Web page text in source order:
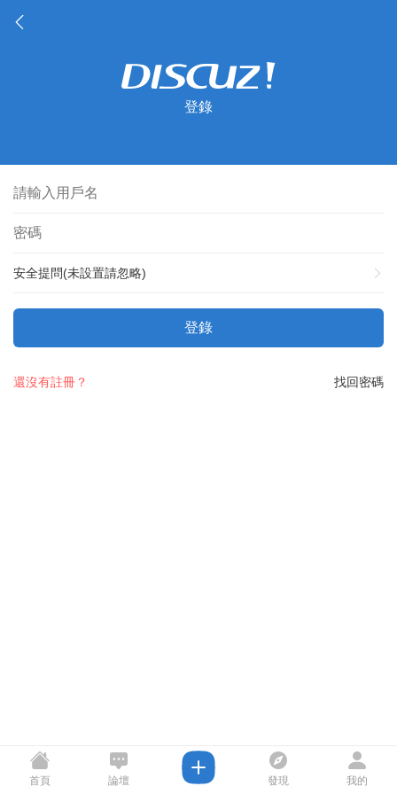
登錄
安全提問(未設置請忽略)
登錄
找回密碼
還沒有註冊？
首頁 論壇 發現 我的